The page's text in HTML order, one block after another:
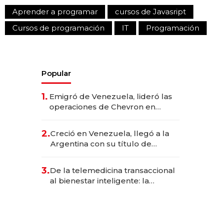
Aprender a programar
cursos de Javasript
Cursos de programación
IT Programación
Popular
1. Emigró de Venezuela, lideró las
operaciones de Chevron en
2.Creció en Venezuela, llegó a la
Argentina con su título de
las marcas "fast premium"
3.De la telemedicina transaccional
al bienestar inteligente: la